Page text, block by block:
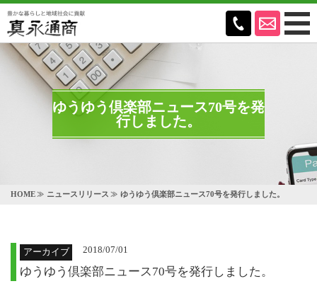
ゆうゆう倶楽部ニュース70号を発
行しました。
HOME ニュースリリース ゆうゆう倶楽部ニュース70号を発行しました。
アーカイブ 2018/07/01
ゆうゆう倶楽部ニュース70号を発行しました。